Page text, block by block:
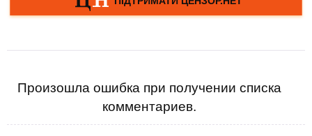
Произошла ошибка при получении списка
комментариев.